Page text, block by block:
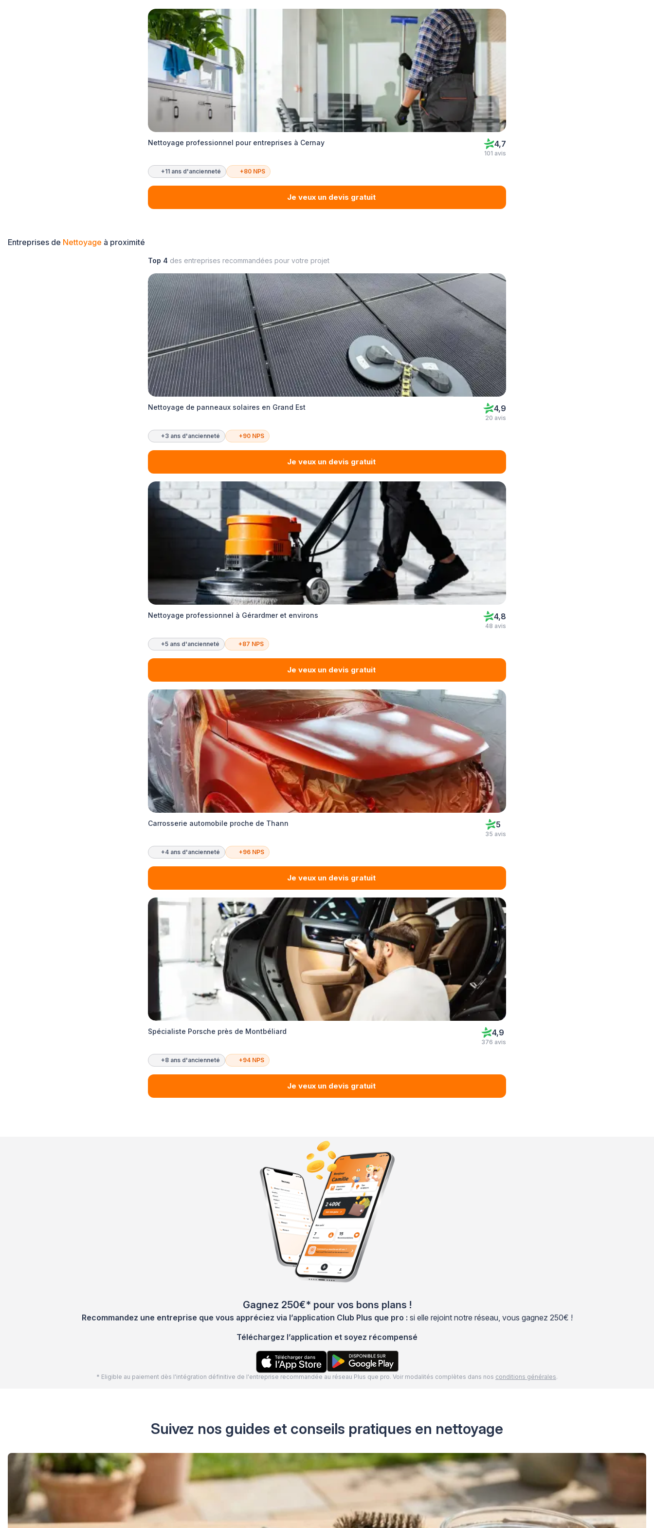
Nettoyage professionnel pour entreprises à Cernay 4,7
101 avis
+11 ans d'ancienneté +80 NPS
Je veux un devis gratuit
Entreprises de Nettoyage à proximité
Top 4 des entreprises recommandées pour votre projet
Nettoyage de panneaux solaires en Grand Est 4,9
20 avis
+3 ans d'ancienneté +90 NPS
Je veux un devis gratuit
Nettoyage professionnel à Gérardmer et environs 4,8
48 avis
+5 ans d'ancienneté +87 NPS
Je veux un devis gratuit
Carrosserie automobile proche de Thann 5
35 avis
+4 ans d'ancienneté +96 NPS
Je veux un devis gratuit
Spécialiste Porsche près de Montbéliard 4,9
376 avis
+8 ans d'ancienneté +94 NPS
Je veux un devis gratuit
Gagnez 250€* pour vos bons plans !
Recommandez une entreprise que vous appréciez via l’application Club Plus que pro : si elle rejoint notre réseau, vous gagnez 250€ !
Téléchargez l’application et soyez récompensé
* Eligible au paiement dès l'intégration définitive de l'entreprise recommandée au réseau Plus que pro. Voir modalités complètes dans nos conditions générales.
Suivez nos guides et conseils pratiques en nettoyage